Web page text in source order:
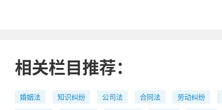
相关栏目推荐：
婚姻法 知识纠纷 公司法 合同法 劳动纠纷